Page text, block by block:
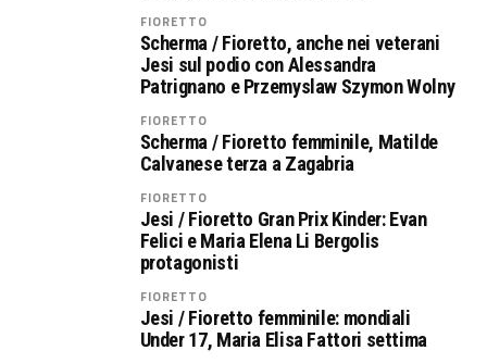
FIORETTO
Scherma / Fioretto, anche nei veterani
Jesi sul podio con Alessandra
Patrignano e Przemyslaw Szymon Wolny
FIORETTO
Scherma / Fioretto femminile, Matilde
Calvanese terza a Zagabria
FIORETTO
Jesi / Fioretto Gran Prix Kinder: Evan
Felici e Maria Elena Li Bergolis
protagonisti
FIORETTO
Jesi / Fioretto femminile: mondiali
Under 17, Maria Elisa Fattori settima